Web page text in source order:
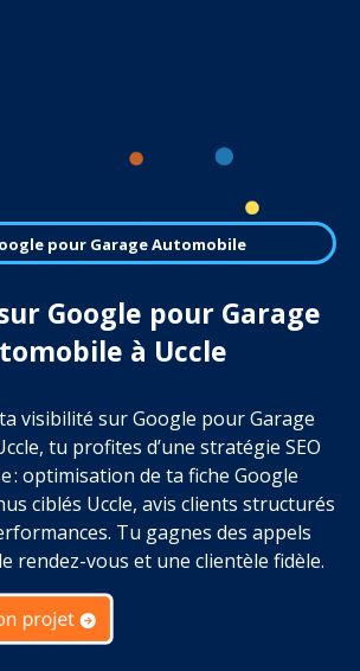
pour Garage Automobile
Google pour Garage
à Uccle
visibilité sur Google pour Garage
tu profites d’une stratégie SEO
: optimisation de ta fiche Google
ciblés Uccle, avis clients structurés
Tu gagnes des appels
rendez-vous et une clientèle fidèle.